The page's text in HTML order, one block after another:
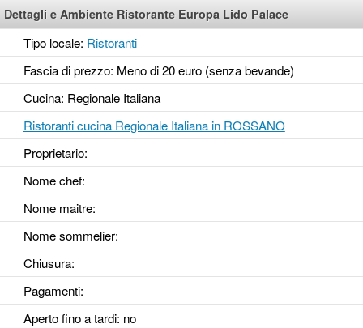
Dettagli e Ambiente Ristorante Europa Lido Palace
Tipo locale: Ristoranti
Fascia di prezzo: Meno di 20 euro (senza bevande)
Cucina: Regionale Italiana
Ristoranti cucina Regionale Italiana in ROSSANO
Proprietario:
Nome chef:
Nome maitre:
Nome sommelier:
Chiusura:
Pagamenti:
Aperto fino a tardi: no